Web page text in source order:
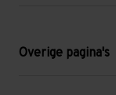
Blog
Overige pagina's